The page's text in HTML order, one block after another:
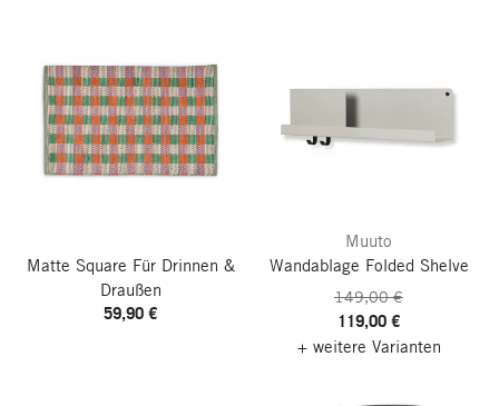
Matte Square Für Drinnen &
Draußen
59,90 €
Muuto
Wandablage Folded Shelve
149,00 €
119,00 €
+ weitere Varianten